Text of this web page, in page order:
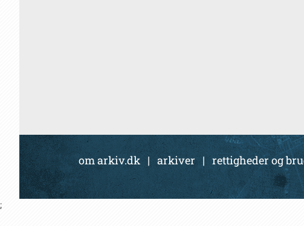
om arkiv.dk | arkiver| rettigheder og
;